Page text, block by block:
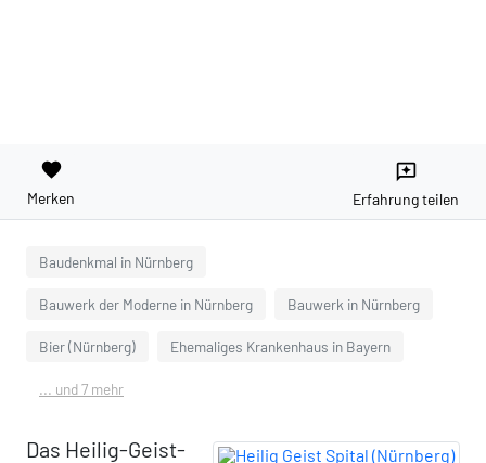
favorite
Merken
reviews
Erfahrung teilen
Baudenkmal in Nürnberg
Bauwerk der Moderne in Nürnberg Bauwerk in Nürnberg
Bier (Nürnberg) Ehemaliges Krankenhaus in Bayern
... und 7 mehr
Das Heilig-Geist-